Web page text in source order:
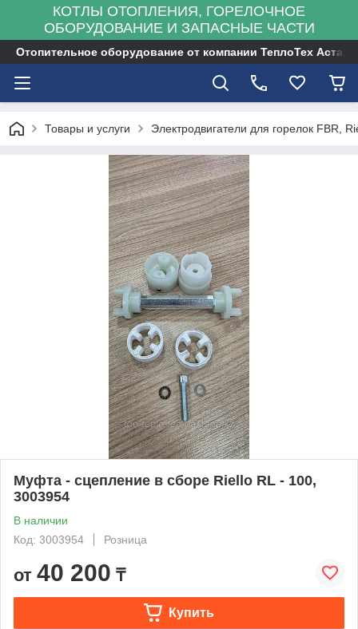
КОТЛЫ ОТОПЛЕНИЯ, ГОРЕЛОЧНОЕ
ОБОРУДОВАНИЕ И ЗАПАСНЫЕ ЧАСТИ
Отопительное оборудование от компании ТеплоТех Астана
Товары и услуги Электродвигатели для горелок FBR,
Муфта - сцепление в сборе Riello RL - 100,
3003954
В наличии
Код: 3003954
Розница
от 40 200 ₸
Купить